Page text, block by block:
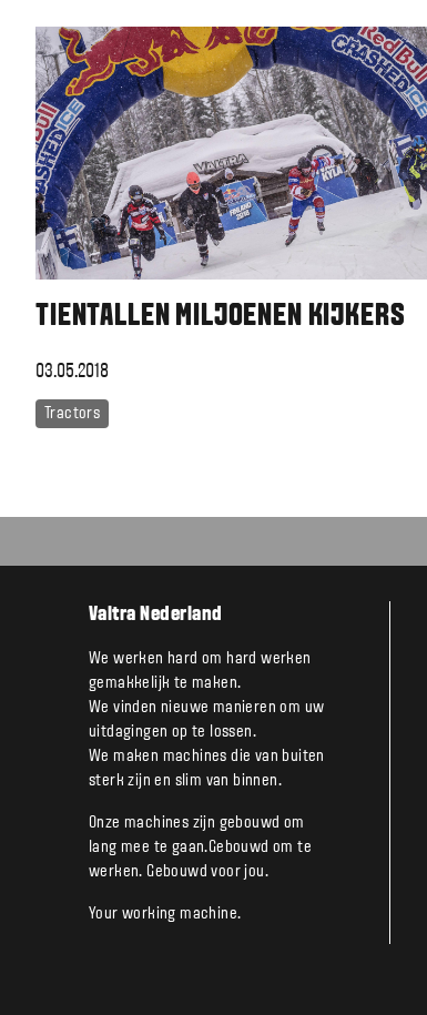
TIENTALLEN MILJOENEN KIJKERS
03.05.2018
Tractors
Valtra Nederland
We werken hard om hard werken
gemakkelijk te maken.
We vinden nieuwe manieren om uw
uitdagingen op te lossen.
We maken machines die van buiten
sterk zijn en slim van binnen.
Onze machines zijn gebouwd om
lang mee te gaan.Gebouwd om te
werken. Gebouwd voor jou.
Your working machine.